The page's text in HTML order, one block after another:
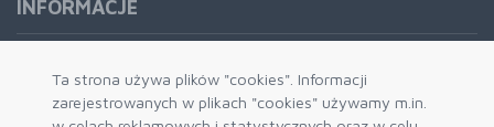
Ta strona używa plików "cookies". Informacji
zarejestrowanych w plikach "cookies" używamy m.in.
INFORMACJE
Formy płatności
Dostawa i wysyłka